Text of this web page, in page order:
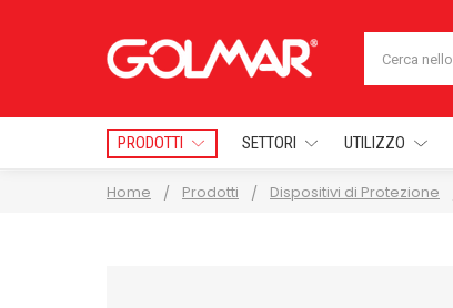
PRODOTTI SETTORI UTILIZZO
Home Prodotti Dispositivi di Protezione